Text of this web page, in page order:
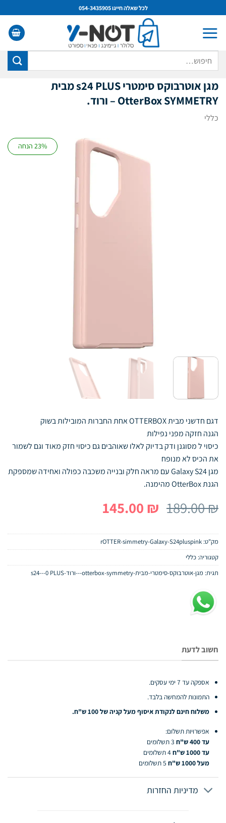
to
content
לכל שאלה חייגו 054-3435905
מגן אוטרבוקס סימטריs24 PLUSמבית
OtterBox SYMMETRY – ורוד.
כללי
23% הנחה
דגם חדשני מבית OTTERBOX אחת החברות המובילות בשוק
הגנה חזקה מפני נפילות
כיסוי ל מסוגנן ודק בדיוק לאלו שאוהבים גם כיסוי חזק מאוד וגם לשמור
את הכיס לא מנופח
מגן Galaxy S24 עם מראה חלק ובנייה משכבה כפולה ואחידה שמספקת
הגנת OtterBox מהימנה.
189.00₪ המחיר
היה:
189.00 ₪.
145.00 ₪ המחיר
הוא:
145.00 ₪. מק"ט: rOTTER-simmetry-Galaxy-S24pluspink
קטגוריה: כללי
תגית: מגן-אוטרבוקס-סימטרי-מבית-otterbox-symmetry---ורוד-s24---0 PLUS
חשוב לדעת
אספקה עד 7 ימי עסקים.
התמונות להמחשה בלבד.
משלוח חינם לנקודת איסוף מעל קניה של 100 ש"ח.
אפשרויות תשלום:
עד 400 ש"ח
3 תשלומים
עד 1000 ש"ח
4 תשלומים
מעל 1000 ש"ח
5 תשלומים
מדיניות החזרות